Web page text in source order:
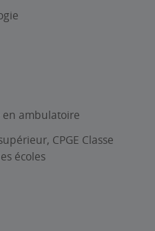
ambulatoire
CPGE Classe
écoles